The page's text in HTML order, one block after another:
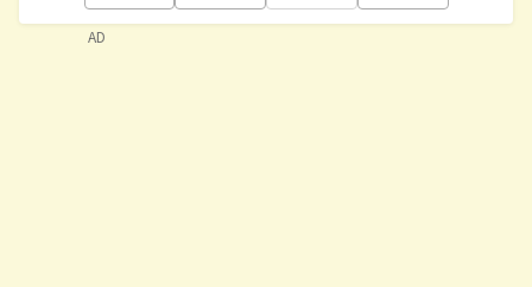
AD